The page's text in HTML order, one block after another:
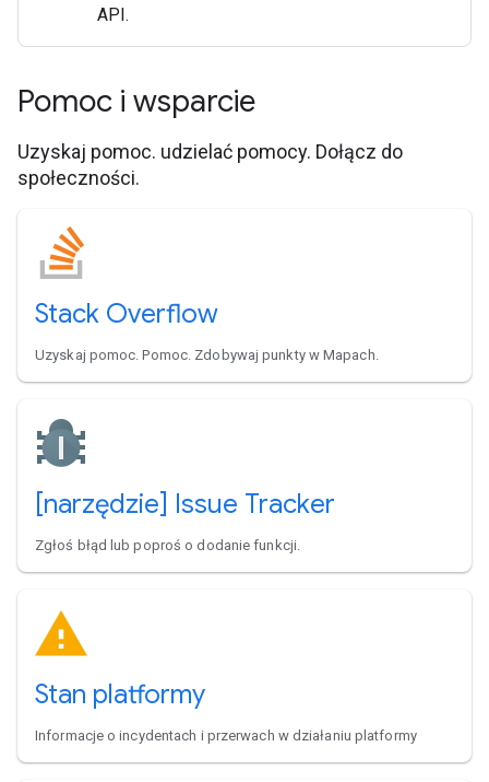
API.
Pomoc i wsparcie
Uzyskaj pomoc. udzielać pomocy. Dołącz do
społeczności.
Stack Overflow
Uzyskaj pomoc. Pomoc. Zdobywaj punkty w Mapach.
[narzędzie] Issue Tracker
Zgłoś błąd lub poproś o dodanie funkcji.
Stan platformy
Informacje o incydentach i przerwach w działaniu platformy